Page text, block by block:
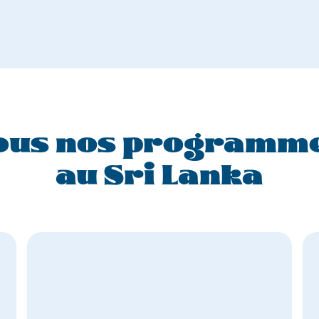
nos
au Sri Lanka